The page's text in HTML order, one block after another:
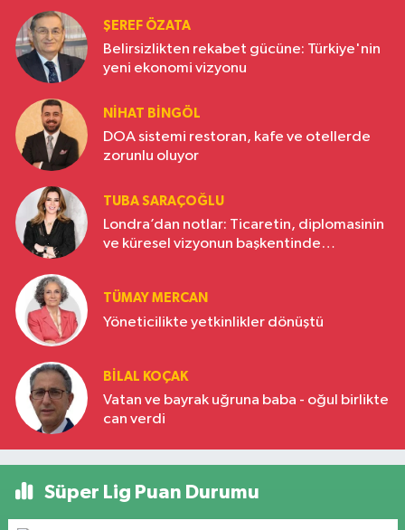
ŞEREF ÖZATA
Belirsizlikten rekabet gücüne: Türkiye'nin
yeni ekonomi vizyonu
NIHAT BINGÖL
DOA sistemi restoran, kafe ve otellerde
zorunlu oluyor
TUBA SARAÇOĞLU
Londra’dan notlar: Ticaretin, diplomasinin
ve küresel vizyonun başkentinde
TÜMAY MERCAN
Yöneticilikte yetkinlikler dönüştü
BILAL KOÇAK
Vatan ve bayrak uğruna baba - oğul birlikte
can verdi
Süper Lig Puan Durumu